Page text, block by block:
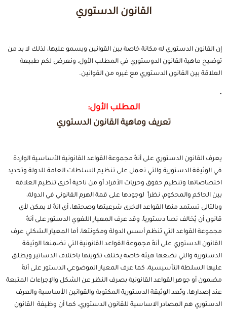
القانون الدستوري
إن القانون الدستوري له مكانة خاصة بين القوانين ويسمو عليها، لذلك لا بد من
توضيح ماهية القانون الدوستوري في المطلب الأول، ونعرض لكم طبيعة
العلاقة بين القانون الدستوري مع غيره من القوانين.
.
المطلب الأول:
تعريف وماهية القانون الدستوري
يعرف القانون الدستوري على أنهُ مجموعة القواعد القانونية الأساسية الواردة
في الوثيقة الدستورية والتي تعمل على تنظيم السلطات العامة للدولة وتحديد
اختصاصاتها وتنظيم حقوق وحريات الأفراد أو من ناحية أخرى تنظيم العلاقة
بين الحاكم والمحكوم، نظراً لوجودها على قمة الهرم القانوني في الدولة،
وبالتالي تستمد منها القواعد الاخرى شرعيتها وصحتها، أي انهُ لا يمكن لأي
قانون أن يُخالف نصاً دستورياً، وقد عرف المعيار اللغوي الدستور على أنهُ
مجموعة القواعد التي تنظم أسس الدولة ومكونتها، أما المعيار الشكلي عرف
القانون الدستوري على أنهُ مجموعة القواعد القانونية التي تضمنها الوثيقة
الدستورية والتي تضعها هيئة خاصة يختلف تكوينها باختلاف الدساتير ويطلق
عليها السلطة التأسيسية، كما عرف المعيار الموضوعي الدستور على أنهُ
مضمون أو جوهر القواعد القانونية بصرف النظر عن الشكل والإجراءات المتبعة
عند إصدارها، وتُعد الوثيقة الدستورية المكتوبة والقوانين الأساسية والعرف
الدستوري هم المصادر الاساسية للقانون الدستوري، كما أن وظيفة القانون